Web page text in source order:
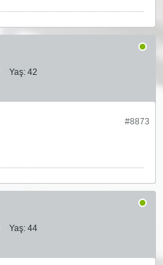
Yaş: 42
#8873
Yaş: 44